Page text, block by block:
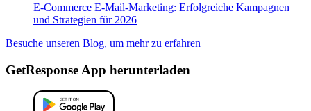
E-Commerce E-Mail-Marketing: Erfolgreiche Kampagnen
und Strategien für 2026
Besuche unseren Blog, um mehr zu erfahren
GetResponse App herunterladen